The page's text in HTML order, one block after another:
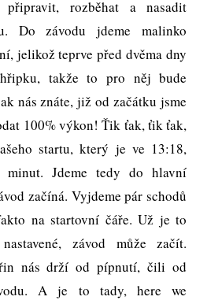
rozběhat a nasadit
Do závodu jdeme malinko
jelikož teprve před dvěma dny
takže to pro něj bude
nás znáte, již od začátku jsme
100% výkon! Ťik ťak, ťik ťak,
startu, který je ve 13:18,
Jdeme tedy do hlavní
začíná. Vyjdeme pár schodů
na startovní čáře. Už je to
závod může začít.
nás drží od pípnutí, čili od
A je to tady, here we